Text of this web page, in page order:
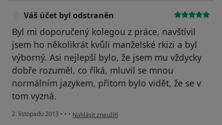
Váš účet byl odstraněn
Byl mi doporučený kolegou z práce, navštívil
jsem ho několikrát kvůli manželské rkizi a byl
výborný. Asi nejlepší bylo, že jsem mu vždycky
dobře rozuměl, co říká, mluvil se mnou
normálním jazykem, přitom bylo vidět, že se v
tom vyzná.
2. listopadu 2013 • • • podle názoru uživatele Váš účet byl odstraněn
Nahlásit zneužití